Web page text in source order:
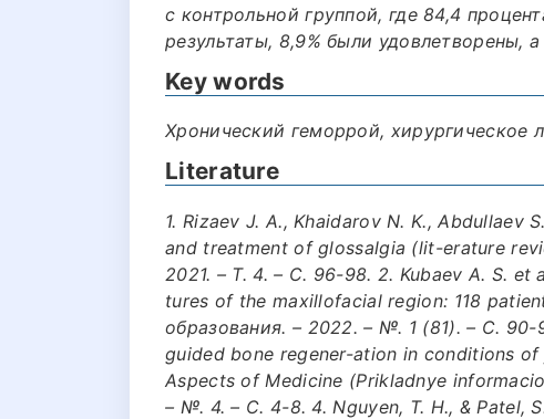
с контрольной группой, где 84,4
результаты, 8,9% были удовлетворены,
Key words
Хронический геморрой, хирургическое
Literature
1. Rizaev J. A., Khaidarov N. K., Abdullaev
and treatment of glossalgia (lit-erature
2021. – Т. 4. – С. 96-98. 2. Kubaev A. S.
tures of the maxillofacial region: 118
образования. – 2022. – №. 1 (81). – С.
guided bone regener-ation in conditions
Aspects of Medicine (Prikladnye
– №. 4. – С. 4-8. 4. Nguyen, T. H., & Patel,